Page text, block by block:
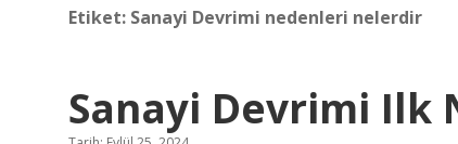
Etiket: Sanayi Devrimi nedenleri nelerdir
Sanayi Devrimi Ilk